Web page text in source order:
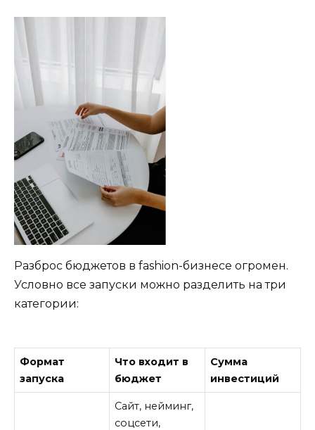
Разброс бюджетов в fashion-бизнесе огромен.
Условно все запуски можно разделить на три
категории:
Формат
запуска
Что входит в
бюджет
Сумма
инвестиций
Сайт, нейминг,
соцсети,